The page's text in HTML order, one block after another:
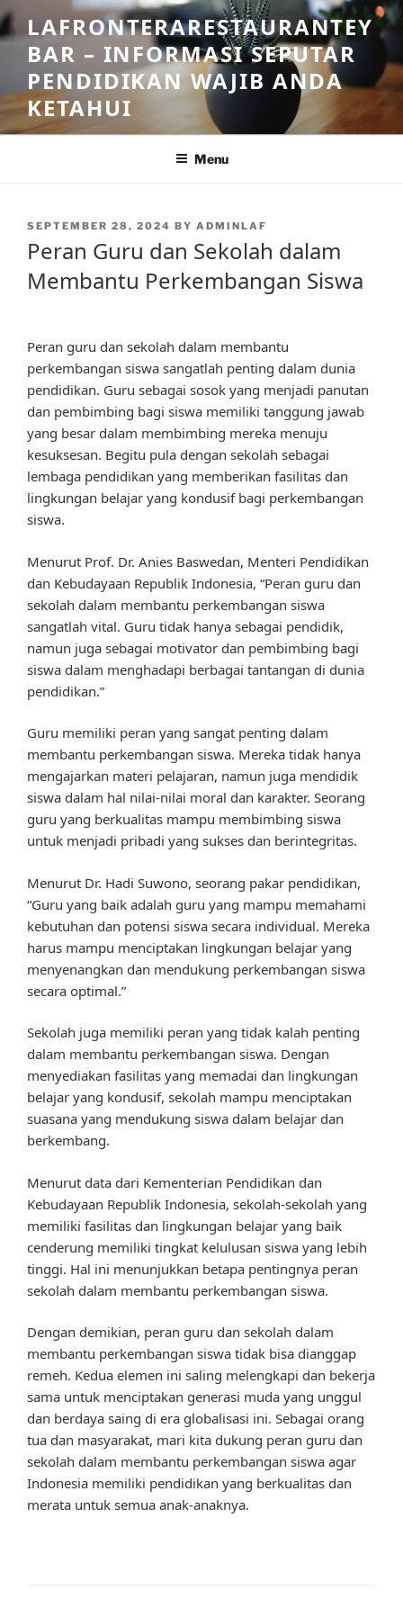
Skip
to
content
LAFRONTERARESTAURANTEY
BAR – INFORMASI SEPUTAR
PENDIDIKAN WAJIB ANDA
KETAHUI
Menu
POSTED
SEPTEMBER 28, 2024 BY ADMINLAF
Peran Guru dan Sekolah dalam
Membantu Perkembangan Siswa
Peran guru dan sekolah dalam membantu
perkembangan siswa sangatlah penting dalam dunia
pendidikan. Guru sebagai sosok yang menjadi panutan
dan pembimbing bagi siswa memiliki tanggung jawab
yang besar dalam membimbing mereka menuju
kesuksesan. Begitu pula dengan sekolah sebagai
lembaga pendidikan yang memberikan fasilitas dan
lingkungan belajar yang kondusif bagi perkembangan
siswa.
Menurut Prof. Dr. Anies Baswedan, Menteri Pendidikan
dan Kebudayaan Republik Indonesia, “Peran guru dan
sekolah dalam membantu perkembangan siswa
sangatlah vital. Guru tidak hanya sebagai pendidik,
namun juga sebagai motivator dan pembimbing bagi
siswa dalam menghadapi berbagai tantangan di dunia
pendidikan.”
Guru memiliki peran yang sangat penting dalam
membantu perkembangan siswa. Mereka tidak hanya
mengajarkan materi pelajaran, namun juga mendidik
siswa dalam hal nilai-nilai moral dan karakter. Seorang
guru yang berkualitas mampu membimbing siswa
untuk menjadi pribadi yang sukses dan berintegritas.
Menurut Dr. Hadi Suwono, seorang pakar pendidikan,
“Guru yang baik adalah guru yang mampu memahami
kebutuhan dan potensi siswa secara individual. Mereka
harus mampu menciptakan lingkungan belajar yang
menyenangkan dan mendukung perkembangan siswa
secara optimal.”
Sekolah juga memiliki peran yang tidak kalah penting
dalam membantu perkembangan siswa. Dengan
menyediakan fasilitas yang memadai dan lingkungan
belajar yang kondusif, sekolah mampu menciptakan
suasana yang mendukung siswa dalam belajar dan
berkembang.
Menurut data dari Kementerian Pendidikan dan
Kebudayaan Republik Indonesia, sekolah-sekolah yang
memiliki fasilitas dan lingkungan belajar yang baik
cenderung memiliki tingkat kelulusan siswa yang lebih
tinggi. Hal ini menunjukkan betapa pentingnya peran
sekolah dalam membantu perkembangan siswa.
Dengan demikian, peran guru dan sekolah dalam
membantu perkembangan siswa tidak bisa dianggap
remeh. Kedua elemen ini saling melengkapi dan bekerja
sama untuk menciptakan generasi muda yang unggul
dan berdaya saing di era globalisasi ini. Sebagai orang
tua dan masyarakat, mari kita dukung peran guru dan
sekolah dalam membantu perkembangan siswa agar
Indonesia memiliki pendidikan yang berkualitas dan
merata untuk semua anak-anaknya.